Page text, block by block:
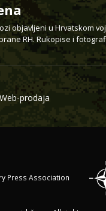
objavljeni u Hrvatskom
RH. Rukopise i
Web-prodaja
Press Association